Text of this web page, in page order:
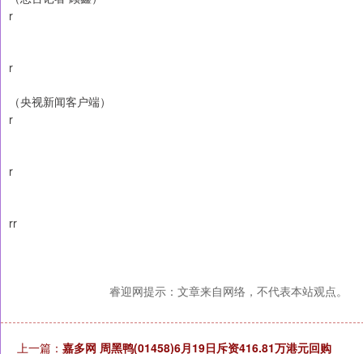
r
r
（央视新闻客户端）
r
r
rr
睿迎网提示：文章来自网络，不代表本站观点。
上一篇： 嘉多网 周黑鸭(01458)6月19日斥资416.81万港元回购